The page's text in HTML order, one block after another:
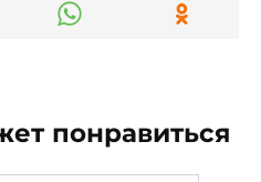
понравиться